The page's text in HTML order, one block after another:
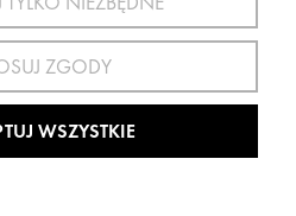
tel:(75) 777 76 36
© 2022 Sport2002.pl
DesignOrka|Sklep Shoper.pl
ZGODY
WSZYSTKIE